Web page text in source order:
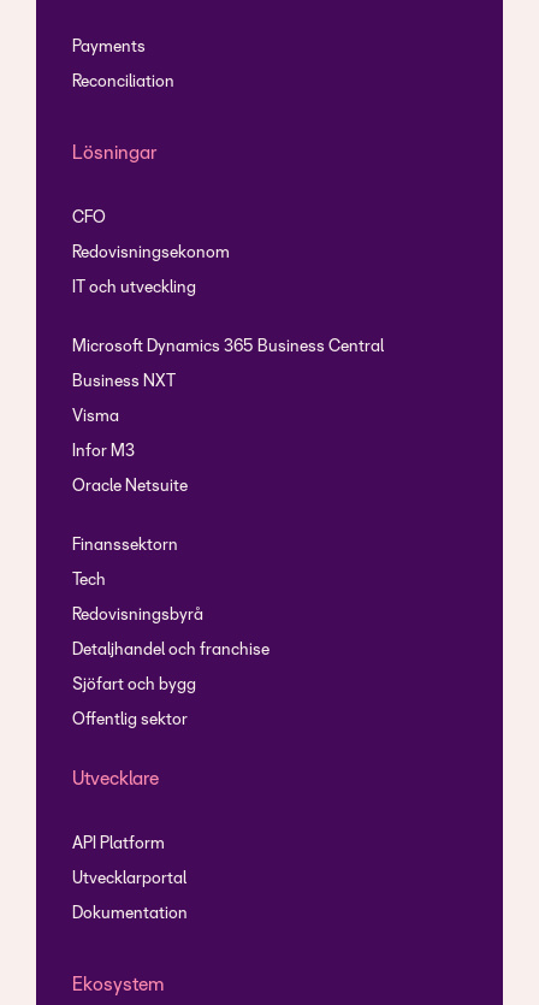
Payments
Reconciliation
Lösningar
CFO
Redovisningsekonom
IT och utveckling
Microsoft Dynamics 365 Business Central
Business NXT
Visma
Infor M3
Oracle Netsuite
Finanssektorn
Tech
Redovisningsbyrå
Detaljhandel och franchise
Sjöfart och bygg
Offentlig sektor
Utvecklare
API Platform
Utvecklarportal
Dokumentation
Ekosystem